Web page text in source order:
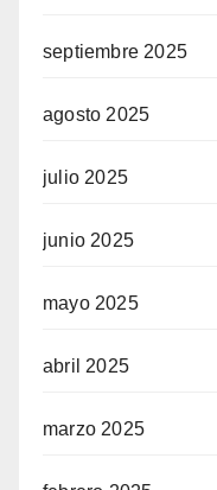
septiembre 2025
agosto 2025
julio 2025
junio 2025
mayo 2025
abril 2025
marzo 2025